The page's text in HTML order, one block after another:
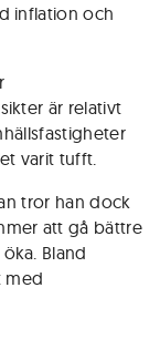
inflation och
är relativt
varit tufft.
tror han dock
att gå bättre
Bland
med